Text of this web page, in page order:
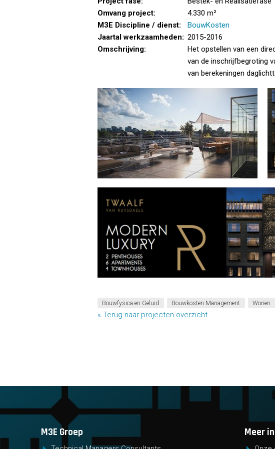
Omvang project:
4.330 m²
M3E Discipline / dienst:
BouwKosten
Jaartal werkzaamheden: 2015-2016
Omschrijving:
Het opstellen van een
van de inschrijfbegroting
van berekeningen
Bouwfysica en Geluid Bouwkosten Management Wonen
« Terug naar projecten overzicht
M3E Groep Meer